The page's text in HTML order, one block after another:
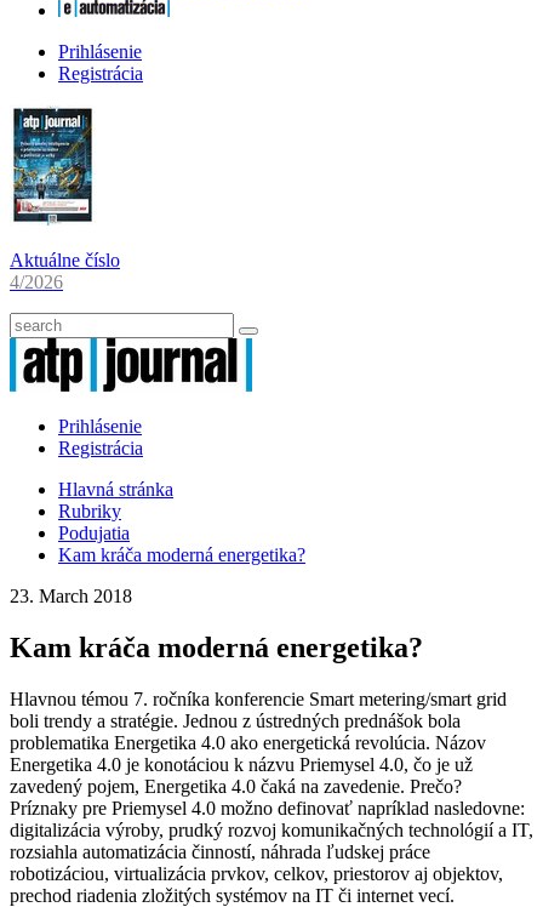
Prihlásenie
Registrácia
Aktuálne číslo
4/2026
Prihlásenie
Registrácia
Hlavná stránka
Rubriky
Podujatia
Kam kráča moderná energetika?
23. March 2018
Kam kráča moderná energetika?
Hlavnou témou 7. ročníka konferencie Smart metering/smart grid
boli trendy a stratégie. Jednou z ústredných prednášok bola
problematika Energetika 4.0 ako energetická revolúcia. Názov
Energetika 4.0 je konotáciou k názvu Priemysel 4.0, čo je už
zavedený pojem, Energetika 4.0 čaká na zavedenie. Prečo?
Príznaky pre Priemysel 4.0 možno definovať napríklad nasledovne:
digitalizácia výroby, prudký rozvoj komunikačných technológií a IT,
rozsiahla automatizácia činností, náhrada ľudskej práce
robotizáciou, virtualizácia prvkov, celkov, priestorov aj objektov,
prechod riadenia zložitých systémov na IT či internet vecí.